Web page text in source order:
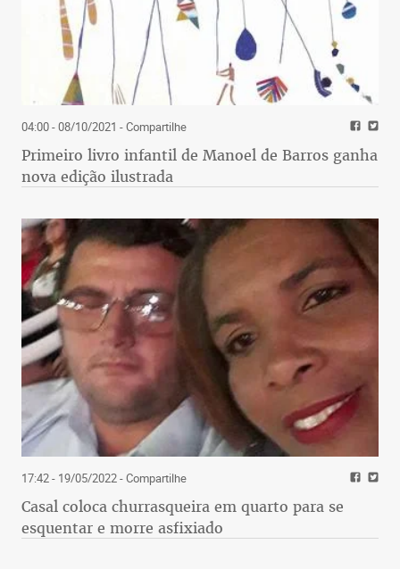
04:00 - 08/10/2021 - Compartilhe
Primeiro livro infantil de Manoel de Barros ganha
nova edição ilustrada
17:42 - 19/05/2022- Compartilhe
Casal coloca churrasqueira em quarto para se
esquentar e morre asfixiado